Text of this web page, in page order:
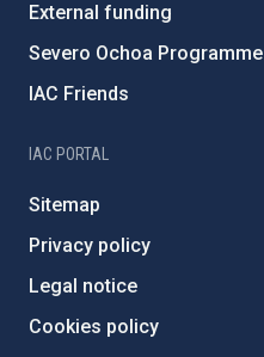
External funding
Severo Ochoa Programme
IAC Friends
IAC PORTAL
Sitemap
Privacy policy
Legal notice
Cookies policy